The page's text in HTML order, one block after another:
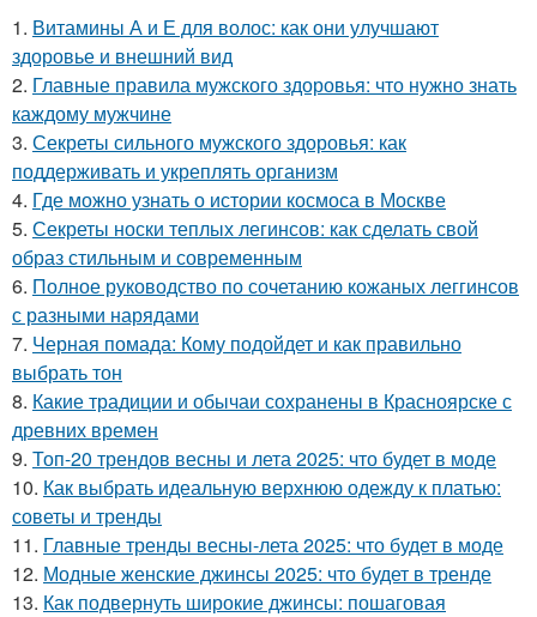
1. Витамины А и Е для волос: как они улучшают
здоровье и внешний вид
2. Главные правила мужского здоровья: что нужно знать
каждому мужчине
3. Секреты сильного мужского здоровья: как
поддерживать и укреплять организм
4. Где можно узнать о истории космоса в Москве
5. Секреты носки теплых легинсов: как сделать свой
образ стильным и современным
6. Полное руководство по сочетанию кожаных леггинсов
с разными нарядами
7. Черная помада: Кому подойдет и как правильно
выбрать тон
8. Какие традиции и обычаи сохранены в Красноярске с
древних времен
9. Топ-20 трендов весны и лета 2025: что будет в моде
10. Как выбрать идеальную верхнюю одежду к платью:
советы и тренды
11. Главные тренды весны-лета 2025: что будет в моде
12. Модные женские джинсы 2025: что будет в тренде
13. Как подвернуть широкие джинсы: пошаговая